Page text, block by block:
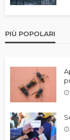
PIÙ POPOLARI